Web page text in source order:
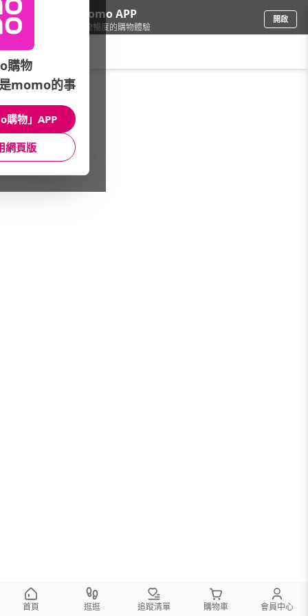
下載momo APP
給你3倍流暢度的購物體驗
開啟
母嬰玩具/童裝/Baby(新生兒~100cm)
館長推薦 月銷量
首頁 逛逛 追蹤清單 購物車 會員中心
購物
momo的事
購物」APP
網頁版